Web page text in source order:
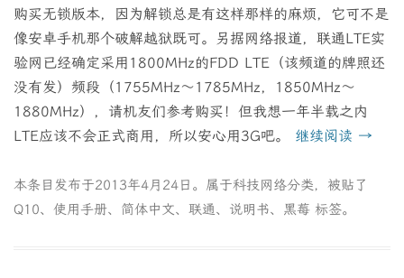
购买无锁版本，因为解锁总是有这样那样的麻烦，它可不是
像安卓手机那个破解越狱既可。另据网络报道，联通LTE实
验网已经确定采用1800MHz的FDD LTE（该频道的牌照还
没有发）频段（1755MHz～1785MHz，1850MHz～
1880MHz），请机友们参考购买！但我想一年半载之内
LTE应该不会正式商用，所以安心用3G吧。 继续阅读 →
本条目发布于2013年4月24日 。属于科技网络分类，被贴了
Q10、 使用手册、 简体中文、 联通、 说明书、 黑莓 标签。